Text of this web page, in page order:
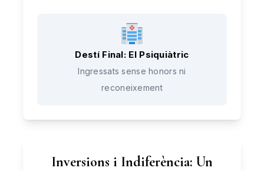
Destí Final: El Psiquiàtric
Ingressats sense honors ni
reconeixement
Inversions i Indiferència: Un